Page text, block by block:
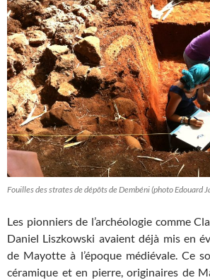
Fouilles des strates de dépôts de Dembéni (photo Edouard
Les pionniers de l’archéologie comme
Daniel Liszkowski avaient déjà mis en
de Mayotte à l’époque médiévale. Ce
céramique et en pierre, originaires de